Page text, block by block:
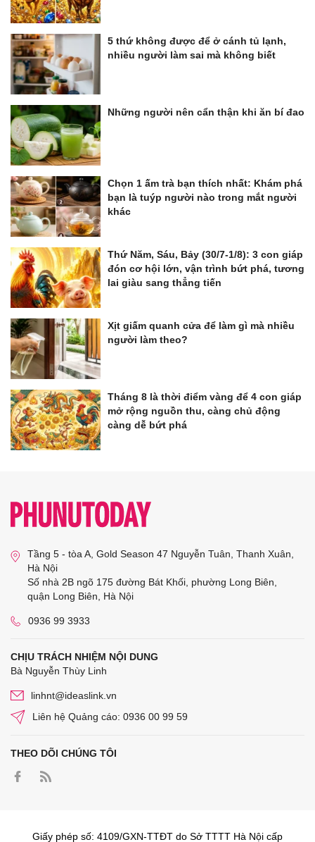
5 thứ không được để ở cánh tủ lạnh,
nhiều người làm sai mà không biết
Những người nên cẩn thận khi ăn bí đao
Chọn 1 ấm trà bạn thích nhất: Khám phá
bạn là tuýp người nào trong mắt người
khác
Thứ Năm, Sáu, Bảy (30/7-1/8): 3 con giáp
đón cơ hội lớn, vận trình bứt phá, tương
lai giàu sang thẳng tiến
Xịt giấm quanh cửa để làm gì mà nhiều
người làm theo?
Tháng 8 là thời điểm vàng để 4 con giáp
mở rộng nguồn thu, càng chủ động
càng dễ bứt phá
Tầng 5 - tòa A, Gold Season 47 Nguyễn Tuân, Thanh Xuân,
Hà Nội
Số nhà 2B ngõ 175 đường Bát Khối, phường Long Biên,
quận Long Biên, Hà Nội
0936 99 3933
CHỊU TRÁCH NHIỆM NỘI DUNG
Bà Nguyễn Thùy Linh
linhnt@ideaslink.vn
Liên hệ Quảng cáo: 0936 00 99 59
THEO DÕI CHÚNG TÔI
Giấy phép số: 4109/GXN-TTĐT do Sở TTTT Hà Nội cấp